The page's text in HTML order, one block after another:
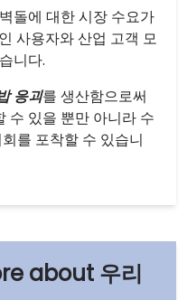
우리
돌에 대한 시장 수요가
사용자와 산업 고객 모
니다.
응괴를 생산함으로써
수 있을 뿐만 아니라 수
를 포착할 수 있습니